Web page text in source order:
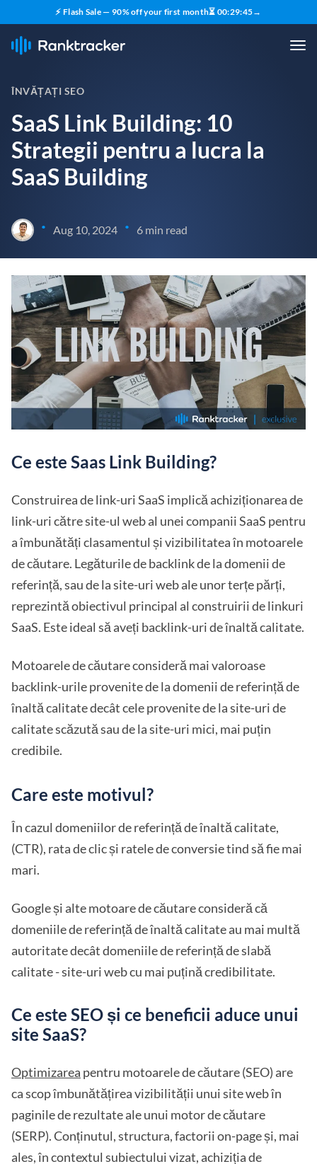
⚡ Flash Sale — 90% off your first month⏳ 00:29:43→
ÎNVĂȚAȚI SEO
SaaS Link Building: 10
Strategii pentru a lucra la
SaaS Building
• Aug 10, 2024 • 6 min read
Ce este Saas Link Building?
Construirea de link-uri SaaS implică achiziționarea de
link-uri către site-ul web al unei companii SaaS pentru
a îmbunătăți clasamentul și vizibilitatea în motoarele
de căutare. Legăturile de backlink de la domenii de
referință, sau de la site-uri web ale unor terțe părți,
reprezintă obiectivul principal al construirii de linkuri
SaaS. Este ideal să aveți backlink-uri de înaltă calitate.
Motoarele de căutare consideră mai valoroase
backlink-urile provenite de la domenii de referință de
înaltă calitate decât cele provenite de la site-uri de
calitate scăzută sau de la site-uri mici, mai puțin
credibile.
Care este motivul?
În cazul domeniilor de referință de înaltă calitate,
(CTR), rata de clic și ratele de conversie tind să fie mai
mari.
Google și alte motoare de căutare consideră că
domeniile de referință de înaltă calitate au mai multă
autoritate decât domeniile de referință de slabă
calitate - site-uri web cu mai puțină credibilitate.
Ce este SEO și ce beneficii aduce unui
site SaaS?
Optimizarea pentru motoarele de căutare (SEO) are
ca scop îmbunătățirea vizibilității unui site web în
paginile de rezultate ale unui motor de căutare
(SERP). Conținutul, structura, factorii on-page și, mai
ales, în contextul subiectului vizat, achiziția de